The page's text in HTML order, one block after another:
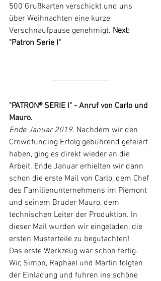
500 Grußkarten verschickt und uns
über Weihnachten eine kurze
Verschnaufpause genehmigt. Next:
"Patron Serie I"
"PATRON® SERIE I" - Anruf von Carlo und
Mauro.
Ende Januar 2019. Nachdem wir den
Crowdfunding Erfolg gebührend gefeiert
haben, ging es direkt wieder an die
Arbeit. Ende Januar erhielten wir dann
schon die erste Mail von Carlo, dem Chef
des Familienunternehmens im Piemont
und seinem Bruder Mauro, dem
technischen Leiter der Produktion. In
dieser Mail wurden wir eingeladen, die
ersten Musterteile zu begutachten!
Das erste Werkzeug war schon fertig.
Wir, Simon, Raphael und Martin folgten
der Einladung und fuhren ins schöne